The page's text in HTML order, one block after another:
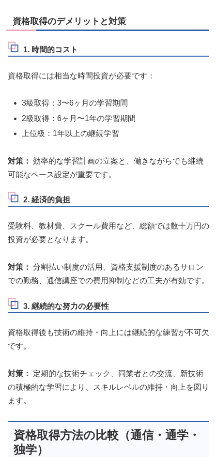
資格取得のデメリットと対策
1. 時間的コスト
資格取得には相当な時間投資が必要です：
3級取得：3〜6ヶ月の学習期間
2級取得：6ヶ月〜1年の学習期間
上位級：1年以上の継続学習
対策： 効率的な学習計画の立案と、働きながらでも継続
可能なペース設定が重要です。
2. 経済的負担
受験料、教材費、スクール費用など、総額では数十万円の
投資が必要となります。
対策： 分割払い制度の活用、資格支援制度のあるサロン
での勤務、通信講座での費用抑制などの工夫が有効です。
3. 継続的な努力の必要性
資格取得後も技術の維持・向上には継続的な練習が不可欠
です。
対策：
定期的な技術チェック、同業者との交流、新技術
の積極的な学習により、スキルレベルの維持・向上を図り
ます。
資格取得方法の比較（通信・通学・
独学）